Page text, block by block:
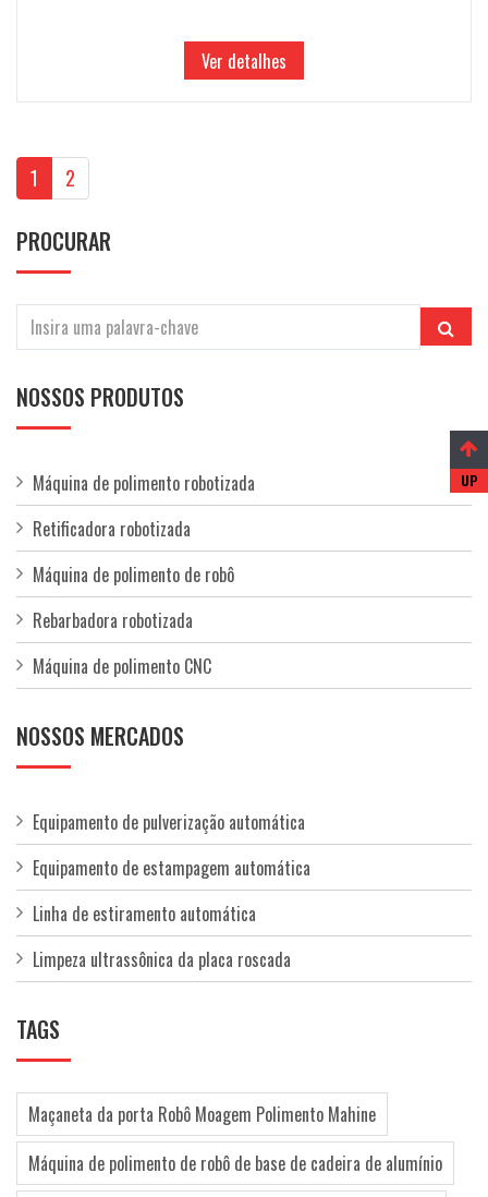
Ver detalhes
1 2
PROCURAR
NOSSOS PRODUTOS
Máquina de polimento robotizada
Retificadora robotizada
Máquina de polimento de robô
Rebarbadora robotizada
Máquina de polimento CNC
NOSSOS MERCADOS
Equipamento de pulverização automática
Equipamento de estampagem automática
Linha de estiramento automática
Limpeza ultrassônica da placa roscada
TAGS
Maçaneta da porta Robô Moagem Polimento Mahine
Máquina de polimento de robô de base de cadeira de alumínio